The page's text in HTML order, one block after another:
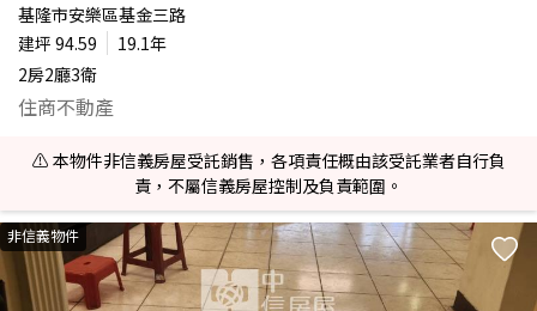
基隆市安樂區基金三路
建坪 94.59
19.1年
2房2廳3衛
住商不動產
⚠️ 本物件非信義房屋受託銷售，各項責任概由該受託業者自行負
責，不屬信義房屋控制及負責範圍。
非信義物件